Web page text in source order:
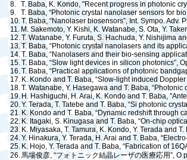
8.
T. Baba, K. Kondo, "Recent progress in photonic
9.
T. Baba, “Photonic crystal nanolaser sensors for
10.T. Baba, “Nanolaser biosensors”, Int. Sympo. Adv.
11. M. Sakemoto, Y. Kishi, K. Watanabe, S. Ota, Y.
12.T. Watanabe, Y. Furuta, S. Hachuda, Y. Nishijima
13.T. Baba, “Photonic crystal nanolasers and its
14.T. Baba, “Nanolasers and their bio-sensing
15.T. Baba, “Slow light devices in silicon photonics”,
16.T. Baba, “Practical applications of photonic
17. K. Kondo and T. Baba, “Slow-light induced
18.T. Watanabe, Y. Hasegawa and T. Baba,
19.H. Hashiguchi, H. Arai, K. Kondo and T. Baba,
20.Y. Terada, T. Tatebe and T. Baba, “Si photonic
21.K. Kondo and T. Baba, “Dynamic redshift through
22. K. Itagaki, S. Kinugasa and T. Baba, “On-chip
23. K. Miyasaka, T. Tamura, K. Kondo, Y. Terada and
24.Y. Hinakura, Y. Terada, H. Arai and T. Baba,
25. K. Hojo, Y. Terada and T. Baba, “Fabrication of
26.馬場俊彦, “フォトニック結晶レーザの医療応用”, O